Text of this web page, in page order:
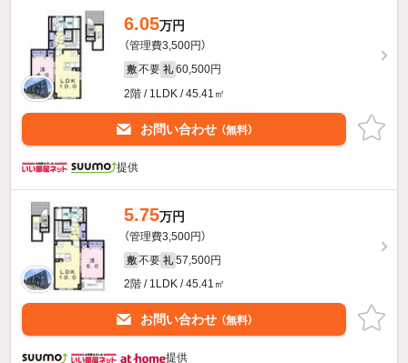
6.05万円
（管理費3,500円）
敷 不要 礼 60,500円
2階 / 1LDK / 45.41㎡
お問い合わせ （無料）
提供
5.75万円
（管理費3,500円）
敷 不要 礼 57,500円
2階 / 1LDK / 45.41㎡
お問い合わせ （無料）
提供